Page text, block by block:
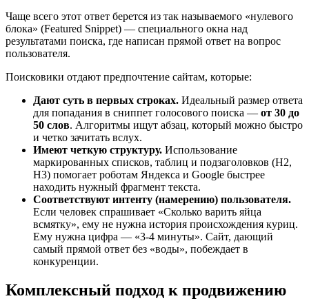
Чаще всего этот ответ берется из так называемого «нулевого
блока» (Featured Snippet) — специального окна над
результатами поиска, где написан прямой ответ на вопрос
пользователя.
Поисковики отдают предпочтение сайтам, которые:
Дают суть в первых строках. Идеальный размер ответа
для попадания в сниппет голосового поиска — от 30 до
50 слов. Алгоритмы ищут абзац, который можно быстро
и четко зачитать вслух.
Имеют четкую структуру. Использование
маркированных списков, таблиц и подзаголовков (H2,
H3) помогает роботам Яндекса и Google быстрее
находить нужный фрагмент текста.
Соответствуют интенту (намерению) пользователя.
Если человек спрашивает «Сколько варить яйца
всмятку», ему не нужна история происхождения куриц.
Ему нужна цифра — «3-4 минуты». Сайт, дающий
самый прямой ответ без «воды», побеждает в
конкуренции.
Комплексный подход к продвижению